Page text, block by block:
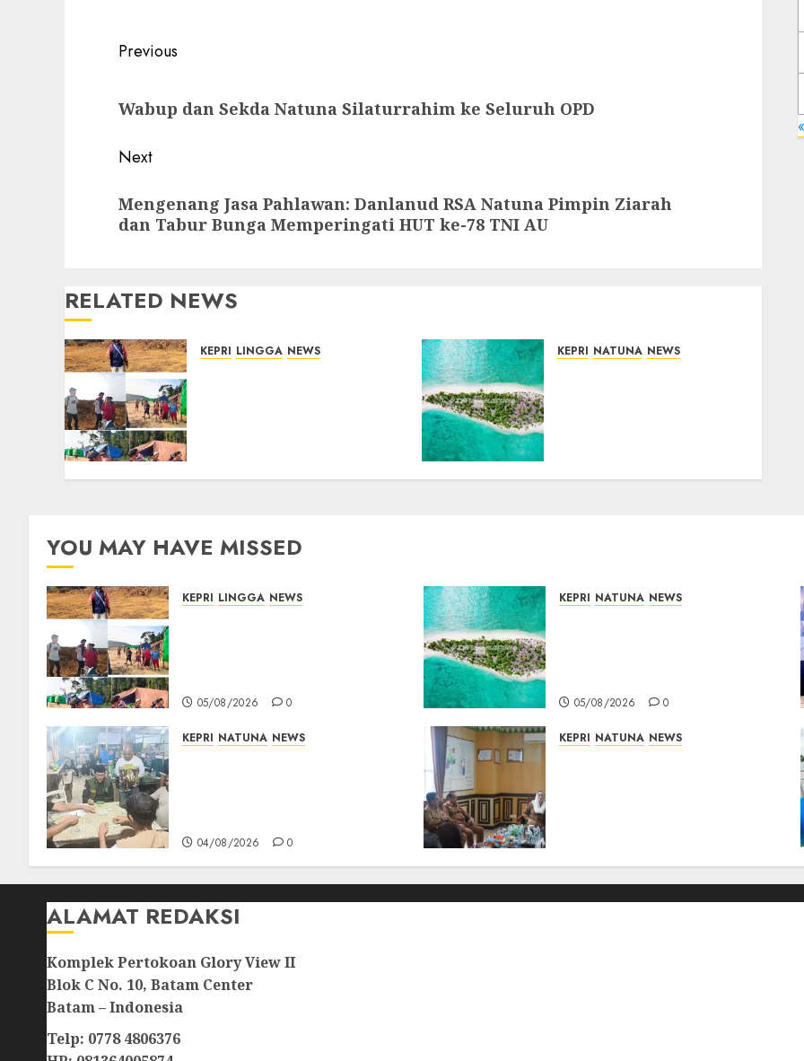
Post
Previous
post:
Wabup dan Sekda Natuna Silaturrahim ke Seluruh OPD
Next
post:
Mengenang Jasa Pahlawan: Danlanud RSA Natuna Pimpin Ziarah
dan Tabur Bunga Memperingati HUT ke-78 TNI AU
RELATED NEWS
KEPRI LINGGA NEWS
05/08/2026 0
KEPRI NATUNA NEWS
05/08/2026 0
YOU MAY HAVE MISSED
KEPRI LINGGA NEWS
05/08/2026 0
KEPRI NATUNA NEWS
05/08/2026 0
KEPRI NATUNA NEWS
04/08/2026 0
KEPRI NATUNA NEWS
04/08/2026 0
ALAMAT REDAKSI
Komplek Pertokoan Glory View II
Blok C No. 10, Batam Center
Batam – Indonesia
Telp: 0778 4806376